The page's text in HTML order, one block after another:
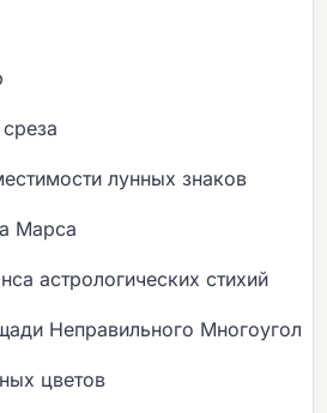
лунных знаков
Марса
астрологических стихий
Неправильного
цветов